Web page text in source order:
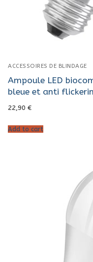
ACCESSOIRES DE BLINDAGE
Ampoule LED
bleue et anti
22,90 €
Add to cart